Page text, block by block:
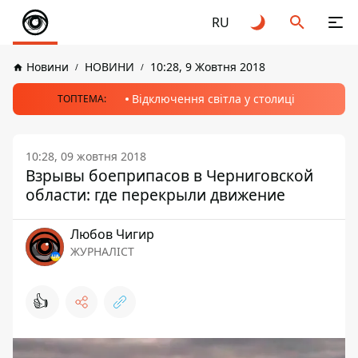
RU
Новини НОВИНИ 10:28, 9 Жовтня 2018
ТОПТЕМА: Відключення світла у столиці
10:28, 09 жовтня 2018
Взрывы боеприпасов в Черниговской
области: где перекрыли движение
Любов Чигир
ЖУРНАЛІСТ
👍